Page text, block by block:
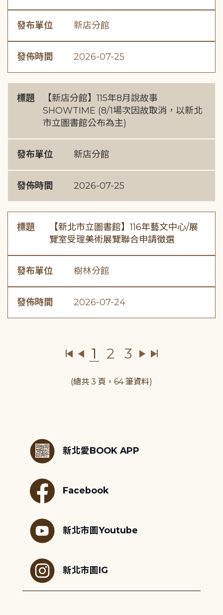
發布單位 新店分館
發佈時間 2026-07-25
標題
【新店分館】115年8月說故事
SHOWTIME (8/1場次因故取消，以新北
市立圖書館公布為主)
發布單位 新店分館
發佈時間 2026-07-25
標題
【新北市立圖書館】116年藝文中心/展
覽室受理美術展覽聯合申請徵選
發布單位 樹林分館
發佈時間 2026-07-24
1 2 3
(總共 3 頁，64 筆資料)
新北愛BOOK APP
Facebook
新北市圖Youtube
新北市圖IG